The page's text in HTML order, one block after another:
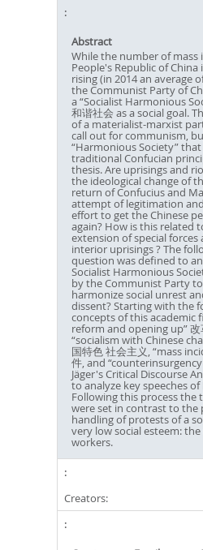
Abstract
While the number of mass
People's Republic of
rising (in 2014 an average
the Communist Party of
a “Socialist Harmonious
和谐社会 as a social goal.
of a materialist-marxist
call out for communism,
“Harmonious Society”
traditional Confucian
thesis. Are uprisings and
the ideological change of
return of Confucius and
attempt of legitimation
effort to get the Chinese
again? How is this related
extension of special forces
interior uprisings ? The
question was defined to
Socialist Harmonious
by the Communist Party
harmonize social unrest
dissent? Starting with the
concepts of this academic
reform and opening up” 改
“socialism with Chinese
国特色 社会主义, “mass
件, and “counterinsurgency
Jäger's Critical Discourse
to analyze key speeches of
Following this process the
were set in contrast to the
handling of protests of a
very low social esteem:
workers.
Creators: